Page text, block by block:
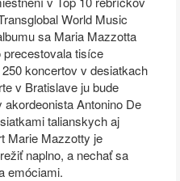
World Music
sa Maria Mazzotta
precestovala tisíce
koncertov v desiatkach
v Bratislave ju bude
Antonino De
talianskych aj
Marie Mazzotty je
naplno, a nechať sa
emóciami.